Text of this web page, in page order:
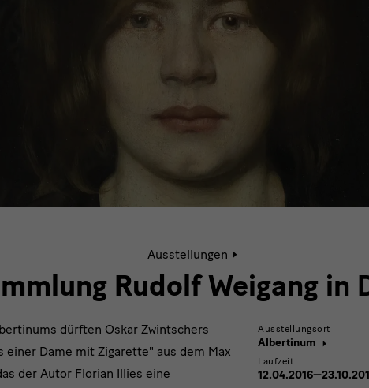
Ausstellungen
Weigang
Rudolf Weigang in
dürften Oskar Zwintschers
einer Dame mit Zigarette" aus dem Max
der Autor Florian Illies eine
Ausstellungsort
Albertinum
Laufzeit